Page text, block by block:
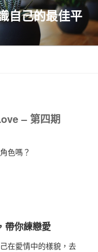
自己的最佳平
– 第四期
色嗎？
帶你練戀愛
在愛情中的樣貌，去